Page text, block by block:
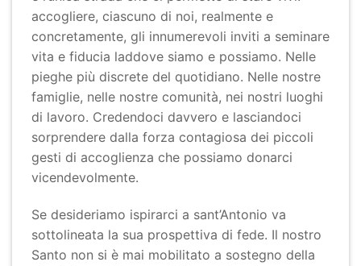
accogliere, ciascuno di noi, realmente e
concretamente, gli innumerevoli inviti a seminare
vita e fiducia laddove siamo e possiamo. Nelle
pieghe più discrete del quotidiano. Nelle nostre
famiglie, nelle nostre comunità, nei nostri luoghi
di lavoro. Credendoci davvero e lasciandoci
sorprendere dalla forza contagiosa dei piccoli
gesti di accoglienza che possiamo donarci
vicendevolmente.
Se desideriamo ispirarci a sant’Antonio va
sottolineata la sua prospettiva di fede. Il nostro
Santo non si è mai mobilitato a sostegno della